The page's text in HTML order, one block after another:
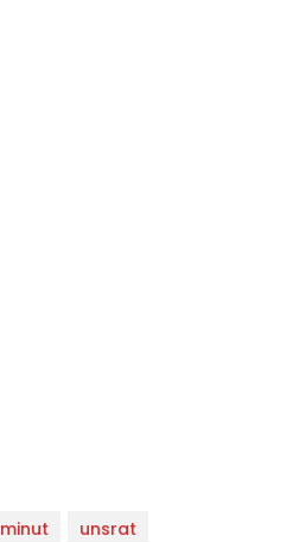
minut unsrat